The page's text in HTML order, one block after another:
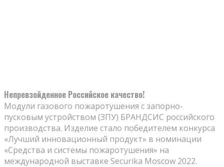
Непревзойденное Российское качество!
Модули газового пожаротушения с запорно-
пусковым устройством (ЗПУ) БРАНДСИС российского
производства. Изделие стало победителем конкурса
«Лучший инновационный продукт» в номинации
«Средства и системы пожаротушения» на
международной выставке Securika Moscow 2022.